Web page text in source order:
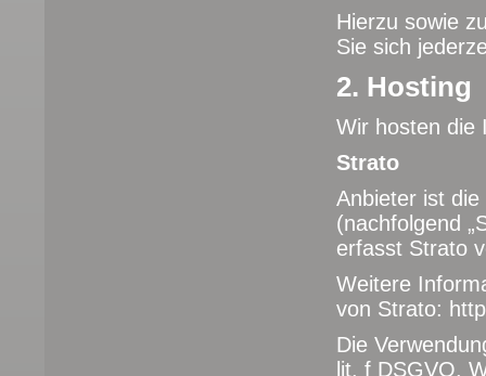
Hierzu sowie
Sie sich
2. Hosting
Wir hosten die
Strato
Anbieter ist
(nachfolgend
erfasst Strato
Weitere
von Strato:
Die
lit. f DSGVO.